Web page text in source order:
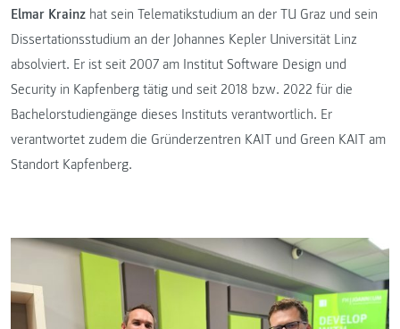
Elmar Krainz hat sein Telematikstudium an der TU Graz und sein
Dissertationsstudium an der Johannes Kepler Universität Linz
absolviert. Er ist seit 2007 am Institut Software Design und
Security in Kapfenberg tätig und seit 2018 bzw. 2022 für die
Bachelorstudiengänge dieses Instituts verantwortlich. Er
verantwortet zudem die Gründerzentren KAIT und Green KAIT am
Standort Kapfenberg.